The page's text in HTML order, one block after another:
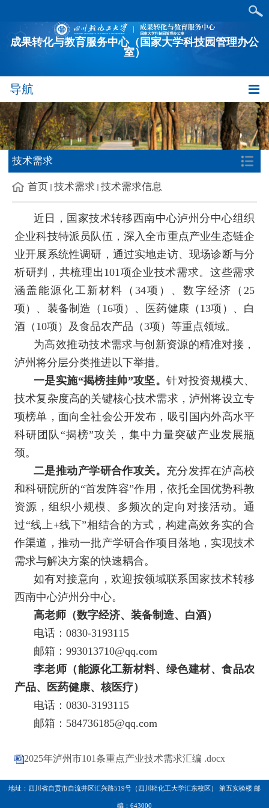
成果转化与教育服务中心（国家大学科技园管理办公
室）
导航
技术需求
首页 技术需求 技术需求信息
近日，国家技术转移西南中心泸州分中心组织
企业科技特派员队伍，深入全市重点产业生态链企
业开展系统性调研，通过实地走访、现场诊断与分
析研判，共梳理出101项企业技术需求。这些需求
涵盖能源化工新材料（34项）、数字经济（25
项）、装备制造（16项）、医药健康（13项）、白
酒（10项）及食品农产品（3项）等重点领域。
为高效推动技术需求与创新资源的精准对接，
泸州将分层分类推进以下举措。
一是实施“揭榜挂帅”攻坚。针对投资规模大、
技术复杂度高的关键核心技术需求，泸州将设立专
项榜单，面向全社会公开发布，吸引国内外高水平
科研团队“揭榜”攻关，集中力量突破产业发展瓶
颈。
二是推动产学研合作攻关。 充分发挥在泸高校
和科研院所的“首发阵容”作用，依托全国优势科教
资源，组织小规模、多频次的定向对接活动。通
过“线上+线下”相结合的方式，构建高效务实的合
作渠道，推动一批产学研合作项目落地，实现技术
需求与解决方案的快速耦合。
如有对接意向，欢迎按领域联系国家技术转移
西南中心泸州分中心。
高老师（数字经济、装备制造、白酒）
电话：0830-3193115
邮箱：993013710@qq.com
李老师（能源化工新材料、绿色建材、食品农
产品、医药健康、核医疗）
电话：0830-3193115
邮箱：584736185@qq.com
2025年泸州市101条重点产业技术需求汇编 .docx
地址：四川省自贡市自流井区汇兴路519号（四川轻化工大学汇东校区） 第五实验楼 邮
编：643000